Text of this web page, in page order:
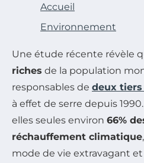
Accueil
Environnement
Une étude récente révèle
riches de la population
responsables de deux tiers
à effet de serre depuis
elles seules environ 66%
réchauffement climatique
mode de vie extravagant